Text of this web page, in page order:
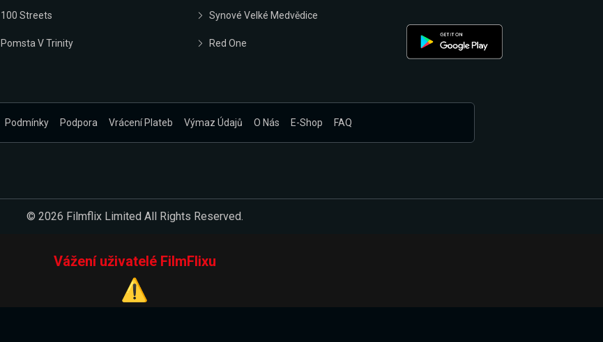
100 Streets
Pomsta V Trinity
Synové Velké Medvědice
Red One
Podmínky Podpora Vrácení Plateb Výmaz Údajů O Nás E-Shop FAQ
© 2026 Filmflix Limited All Rights Reserved.
Vážení uživatelé FilmFlixu
⚠️